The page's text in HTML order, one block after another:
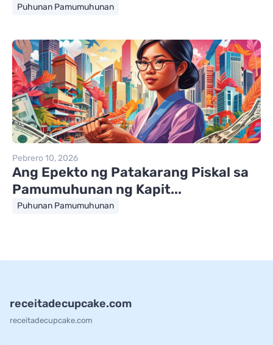
Puhunan Pamumuhunan
Pebrero 10, 2026
Ang Epekto ng Patakarang Piskal sa
Pamumuhunan ng Kapit...
Puhunan Pamumuhunan
receitadecupcake.com
receitadecupcake.com